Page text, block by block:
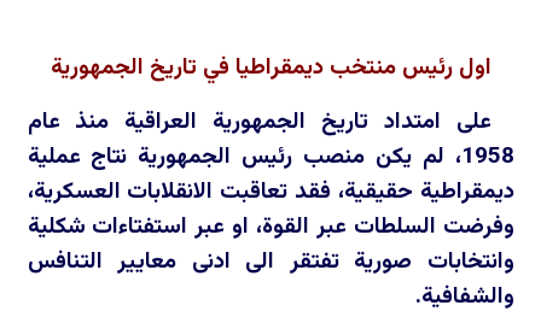
اول رئيس منتخب ديمقراطيا في تاريخ الجمهورية
على امتداد تاريخ الجمهورية العراقية منذ عام
1958، لم يكن منصب رئيس الجمهورية نتاج عملية
ديمقراطية حقيقية، فقد تعاقبت الانقلابات العسكرية،
وفرضت السلطات عبر القوة، او عبر استفتاءات شكلية
وانتخابات صورية تفتقر الى ادنى معايير التنافس
والشفافية.